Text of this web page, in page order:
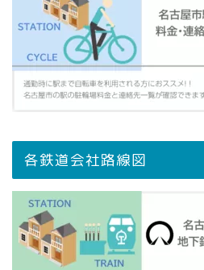
各鉄道会社路線図